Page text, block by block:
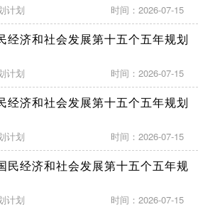
计划 时间：2026-07-15
经济和社会发展第十五个五年规划
计划 时间：2026-07-15
经济和社会发展第十五个五年规划
计划 时间：2026-07-15
民经济和社会发展第十五个五年规
计划 时间：2026-07-15